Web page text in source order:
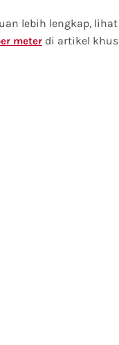
lebih lengkap, lihat
meter di artikel